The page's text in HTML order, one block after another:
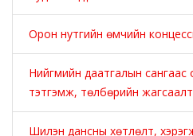
Орон нутгийн өмчийн
Нийгмийн даатгалын сангаас
тэтгэмж, төлбөрийн жагсаалт
Шилэн дансны хөтлөлт,